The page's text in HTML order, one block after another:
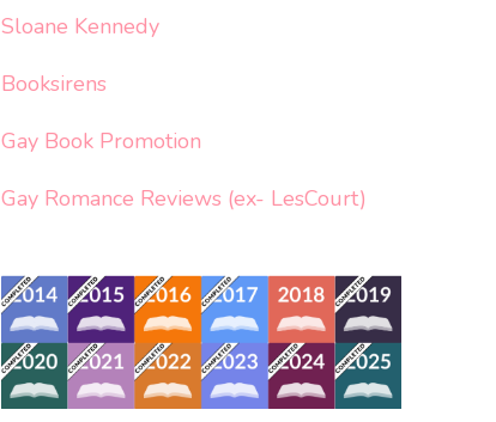
Sloane Kennedy
Booksirens
Gay Book Promotion
Gay Romance Reviews (ex- LesCourt)